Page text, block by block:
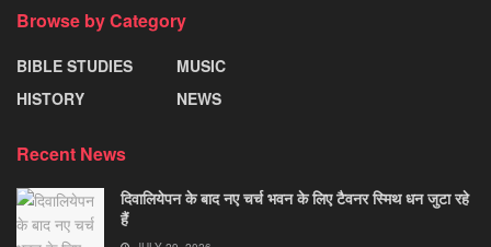
Browse by Category
BIBLE STUDIES
HISTORY
MUSIC
NEWS
Recent News
दिवालियेपन के बाद नए चर्च भवन के लिए टैवनर स्मिथ धन जुटा रहे
हैं